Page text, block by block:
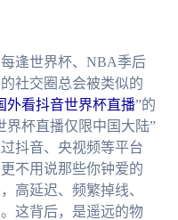
逢世界杯、NBA季后
社交圈总会被类似的
外看抖音世界杯直播”的
界杯直播仅限中国大陆”
抖音、央视频等平台
不用说那些你钟爱的
高延迟、频繁掉线、
这背后，是遥远的物